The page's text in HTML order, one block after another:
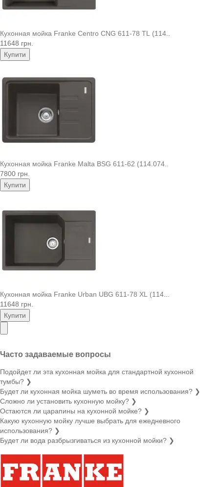
Кухонная мойка Franke Centro CNG 611-78 TL (114..
11648 грн.
Купити
Кухонная мойка Franke Malta BSG 611-62 (114.074..
7800 грн.
Купити
Кухонная мойка Franke Urban UBG 611-78 XL (114...
11648 грн.
Купити
Часто задаваемые вопросы
Подойдет ли эта кухонная мойка для стандартной кухонной
тумбы? ❯
Будет ли кухонная мойка шуметь во время использования? ❯
Сложно ли установить кухонную мойку? ❯
Остаются ли царапины на кухонной мойке? ❯
Какую кухонную мойку лучше выбрать для ежедневного
использования? ❯
Будет ли вода разбрызгиваться из кухонной мойки? ❯